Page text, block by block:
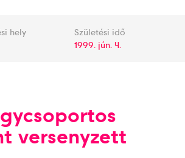
hely
Születési idő
1999. jún. 4.
versenyzett